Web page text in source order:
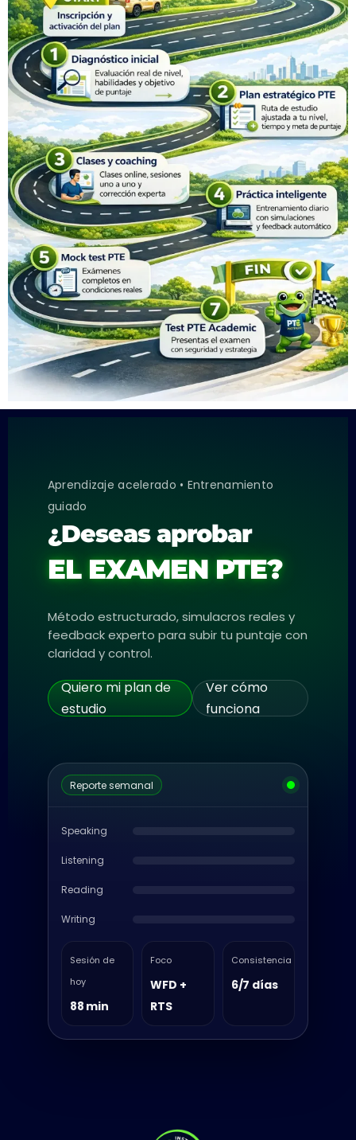
Aprendizaje acelerado • Entrenamiento
guiado
¿Deseas aprobar
EL EXAMEN PTE?
Método estructurado, simulacros reales y
feedback experto para subir tu puntaje con
claridad y control.
Quiero mi plan de
estudio
Ver cómo
funciona
Reporte semanal
Speaking
Listening
Reading
Writing
Sesión de
hoy
88 min
Foco
WFD +
RTS
Consistencia
6/7 días